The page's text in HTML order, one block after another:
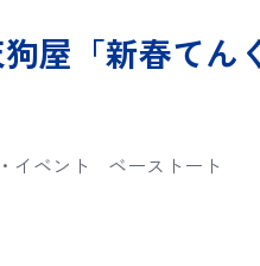
屋「新春てん
イベント ベーストート